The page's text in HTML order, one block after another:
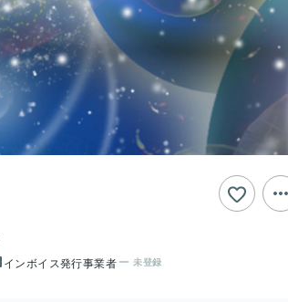
インボイス発行事業者 未登録